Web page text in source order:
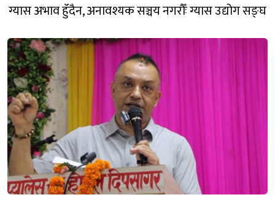
ग्यास अभाव हुँदैन, अनावश्यक सञ्चय नगरौँः ग्यास उद्योग सङ्घ